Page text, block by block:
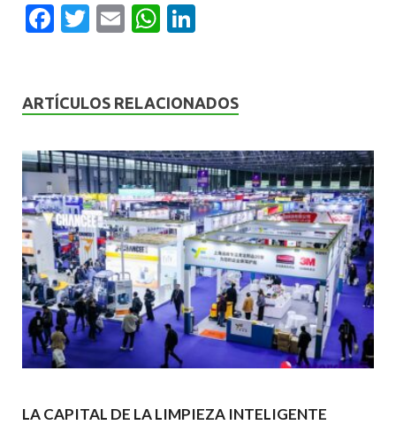
F
b
o
k
T
er
E
l
W
s
p
p
dI
ARTÍCULOS RELACIONADOS
LA CAPITAL DE LA LIMPIEZA INTELIGENTE